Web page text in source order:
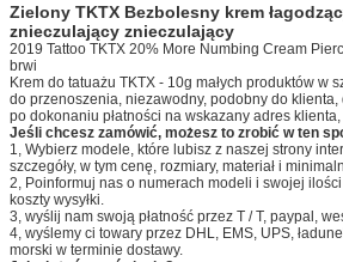
Zielony TKTX Bezbolesny krem
znieczulający znieczulający
2019 Tattoo TKTX 20% More Numbing Cream
brwi
Krem do tatuażu TKTX - 10g małych produktów w
do przenoszenia, niezawodny, podobny do
po dokonaniu płatności na wskazany adres klienta,
Jeśli chcesz zamówić, możesz to zrobić w ten
1, Wybierz modele, które lubisz z naszej strony
szczegóły, w tym cenę, rozmiary, materiał i
2, Poinformuj nas o numerach modeli i swojej
koszty wysyłki.
3, wyślij nam swoją płatność przez T / T, paypal,
4, wyślemy ci towary przez DHL, EMS, UPS,
morski w terminie dostawy.